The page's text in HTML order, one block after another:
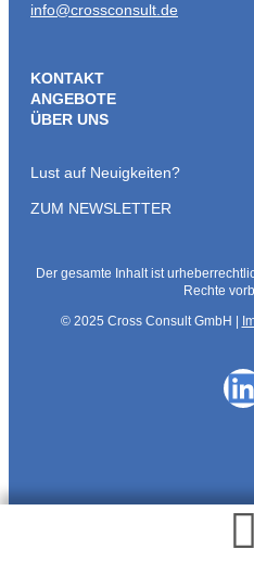
info@crossconsult.de
KONTAKT
ANGEBOTE
ÜBER UNS
Lust auf Neuigkeiten?
ZUM NEWSLETTER
Der gesamte Inhalt ist
Rechte
© 2025 Cross Consult GmbH |